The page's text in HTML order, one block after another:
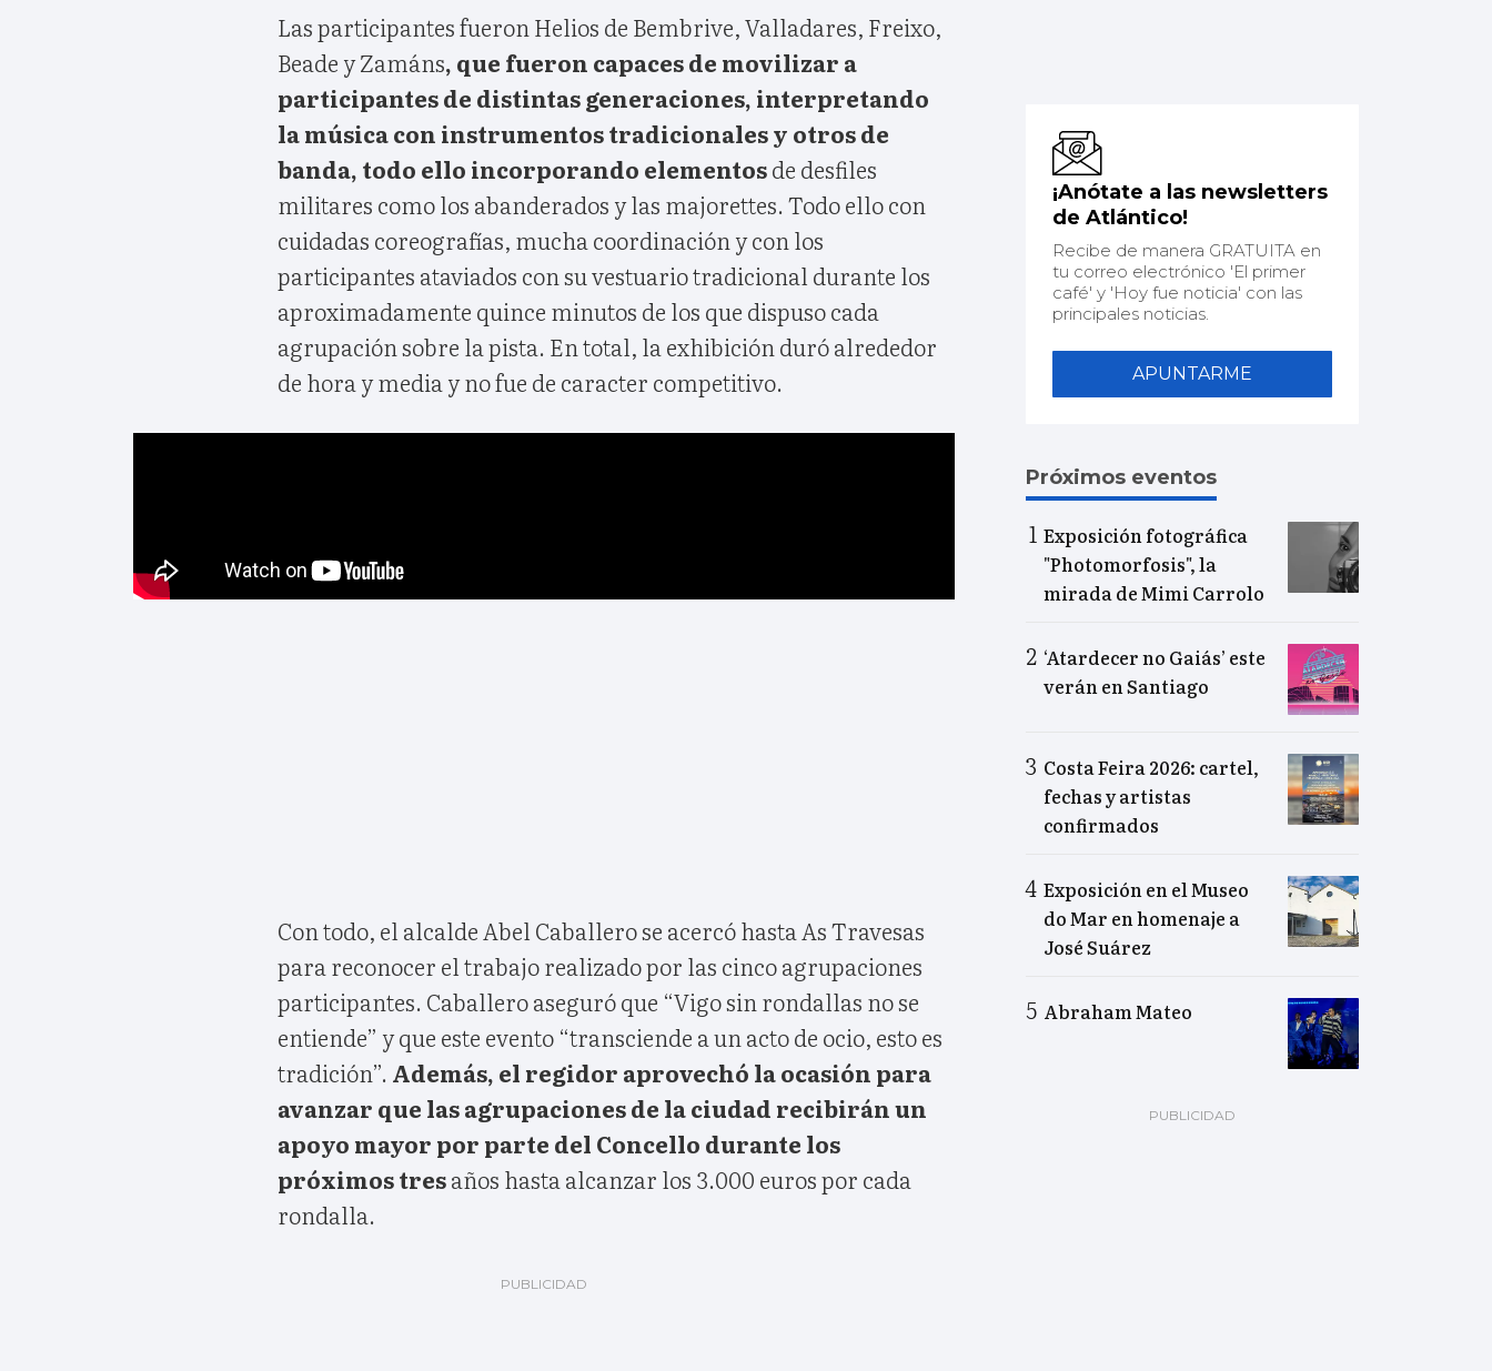
Las participantes fueron Helios de Bembrive, Valladares, Freixo,
Beade y Zamáns, que fueron capaces de movilizar a
participantes de distintas generaciones, interpretando
la música con instrumentos tradicionales y otros de
banda, todo ello incorporando elementosde desfiles
militares como los abanderados y las majorettes. Todo ello con
cuidadas coreografías, mucha coordinación y con los
participantes ataviados con su vestuario tradicional durante los
aproximadamente quince minutos de los que dispuso cada
agrupación sobre la pista. En total, la exhibición duró alrededor
de hora y media y no fue de caracter competitivo.
Con todo, el alcalde Abel Caballero se acercó hasta As Travesas
para reconocer el trabajo realizado por las cinco agrupaciones
participantes. Caballero aseguró que “Vigo sin rondallas no se
entiende” y que este evento “transciende a un acto de ocio, esto es
tradición”. Además, el regidor aprovechó la ocasión para
avanzar que las agrupaciones de la ciudad recibirán un
apoyo mayor por parte del Concello durante los
próximos tresaños hasta alcanzar los 3.000 euros por cada
rondalla.
¡Anótate a las newsletters
de Atlántico!
Recibe de manera GRATUITA en
tu correo electrónico 'El primer
café' y 'Hoy fue noticia' con las
principales noticias.
APUNTARME
Próximos eventos
Exposición fotográfica
"Photomorfosis", la
mirada de Mimi Carrolo
‘Atardecer no Gaiás’ este
verán en Santiago
Costa Feira 2026: cartel,
fechas y artistas
confirmados
Exposición en el Museo
do Mar en homenaje a
José Suárez
Abraham Mateo